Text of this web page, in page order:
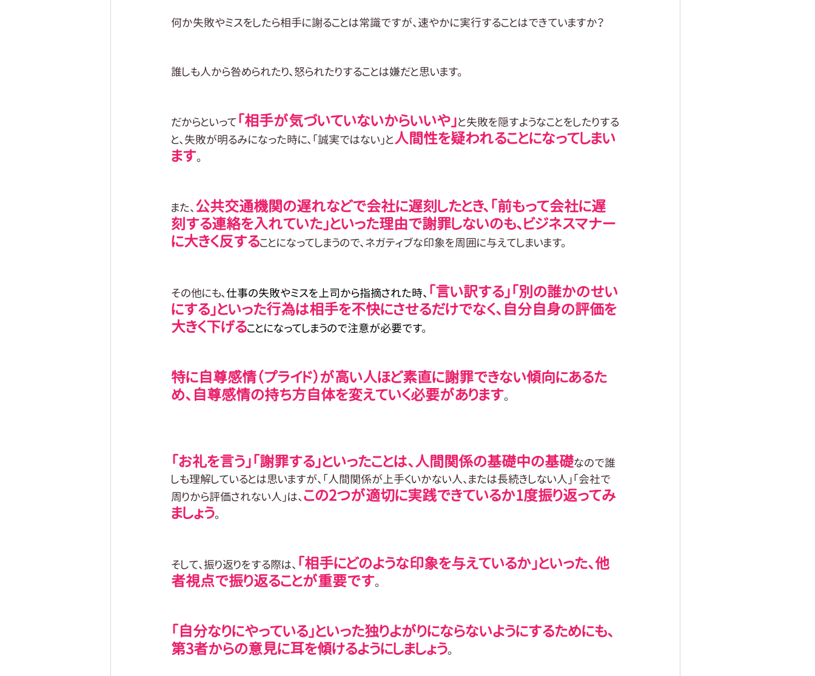
何か失敗やミスをしたら相手に謝ることは常識ですが、速やかに実行することはできていますか？
誰しも人から咎められたり、怒られたりすることは嫌だと思います。
だからといって「相手が気づいていないからいいや」と失敗を隠すようなことをしたりする
と、失敗が明るみになった時に、「誠実ではない」と人間性を疑われることになってしまい
ます。
また、 公共交通機関の遅れなどで会社に遅刻したとき、「前もって会社に遅
刻する連絡を入れていた」といった理由で謝罪しないのも、ビジネスマナー
に大きく反することになってしまうので、ネガティブな印象を周囲に与えてしまいます。
その他にも、仕事の失敗やミスを上司から指摘された時、 「言い訳する」「別の誰かのせい
にする」といった行為は相手を不快にさせるだけでなく、自分自身の評価を
大きく下げることになってしまうので注意が必要です。
特に自尊感情（プライド）が高い人ほど素直に謝罪できない傾向にあるた
め、自尊感情の持ち方自体を変えていく必要があります。
「お礼を言う」「謝罪する」といったことは、人間関係の基礎中の基礎なので誰
しも理解しているとは思いますが、「人間関係が上手くいかない人、または長続きしない人」「会社で
周りから評価されない人」は、この2つが適切に実践できているか1度振り返ってみ
ましょう。
そして、振り返りをする際は、 「相手にどのような印象を与えているか」といった、他
者視点で振り返ることが重要です。
「自分なりにやっている」といった独りよがりにならないようにするためにも、
第3者からの意見に耳を傾けるようにしましょう。